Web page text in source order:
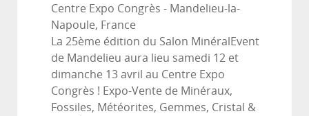
Centre Expo Congrès - Mandelieu-la-
Napoule, France
La 25ème édition du Salon MinéralEvent
de Mandelieu aura lieu samedi 12 et
dimanche 13 avril au Centre Expo
Congrès ! Expo-Vente de Minéraux,
Fossiles, Météorites, Gemmes, Cristal &